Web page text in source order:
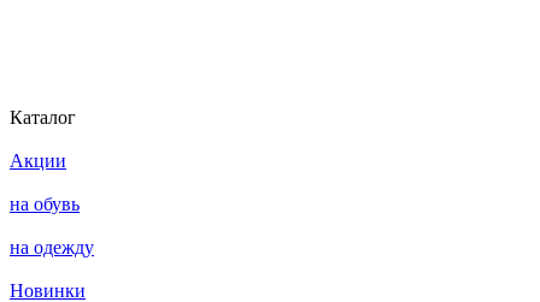
Каталог
Акции
на обувь
на одежду
Новинки